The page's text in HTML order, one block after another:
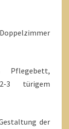
3 türigem
der